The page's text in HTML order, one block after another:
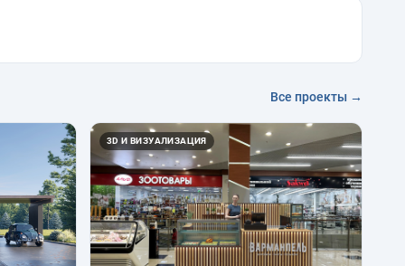
Все проекты →
3D И ВИЗУАЛИЗАЦИЯ